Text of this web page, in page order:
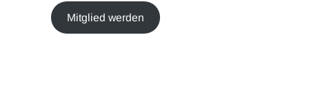
Mitglied werden